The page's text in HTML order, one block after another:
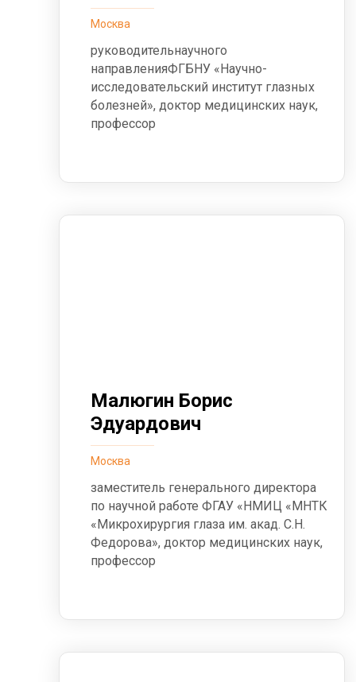
Москва
руководительнаучного
направленияФГБНУ «Научно-
исследовательский институт глазных
болезней», доктор медицинских наук,
профессор
Малюгин Борис
Эдуардович
Москва
заместитель генерального директора
по научной работе ФГАУ «НМИЦ «МНТК
«Микрохирургия глаза им. акад. С.Н.
Федорова», доктор медицинских наук,
профессор